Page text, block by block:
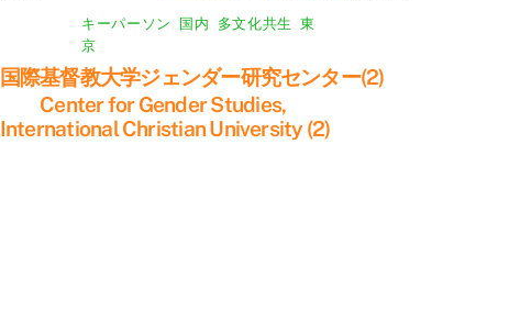
キーパーソン 国内 多文化共生 ,東
京
国際基督教大学ジェンダー研究センター(2)
Center for Gender Studies,
International Christian University (2)